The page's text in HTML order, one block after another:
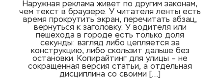
Наружная реклама живет по другим законам,
чем текст в браузере. У читателя ленты есть
время прокрутить экран, перечитать абзац,
вернуться к заголовку. У водителя или
пешехода в городе есть только доля
секунды: взгляд либо цепляется за
конструкцию, либо скользит дальше без
остановки. Копирайтинг для улицы – не
сокращенная версия статьи, а отдельная
дисциплина со своими […]